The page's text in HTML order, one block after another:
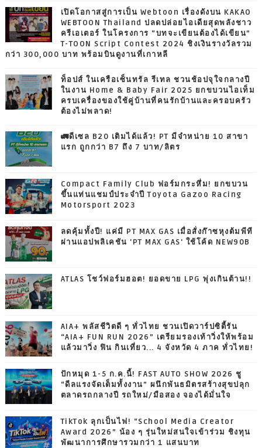
เปิดโอกาสสู่การเป็น Webtoon เรื่องดังบน KAKAO
WEBTOON Thailand ปลดปล่อยไอเดียสุดพลังชาว
ครีเอเตอร์ ในโครงการ “บทจะเขียนต้องได้เขียน”
T-TOON Script Contest 2024 ชิงเงินรางวัลรวม
กว่า 300,000 บาท พร้อมบินดูงานที่เกาหลี
ท็อปส์ ในเครือเซ็นทรัล รีเทล ชวนช้อปจุใจกลางปี
ในงาน Home & Baby Fair 2025 ยกขบวนไอเท็ม
ครบเครื่องของใช้คู่บ้านที่คนรักบ้านและครอบครัว
ต้องไม่พลาด!
🚛ดีเซล B20 เติมได้แล้ว! PT มีจำหน่าย 10 สาขา
แรก ถูกกว่า B7 ถึง 7 บาท/ลิตร
Compact Family Club ฟอร์มกระหึ่ม! ยกขบวน
ขึ้นแท่นแชมป์ประจำปี Toyota Gazoo Racing
Motorsport 2023
ลดคุ้มทั้งปี! แค่มี PT MAX GAS เมื่อสั่งก๊าซหุงต้มพีที
ผ่านแอปพลิเคชัน 'PT MAX GAS' ใช้โค้ด NEW90B
ATLAS โชว์ฟอร์มฮอต! ยอดขาย LPG พุ่งเกินต้าน!!
AIA+ พลัสชีวิตดี ๆ ทั่วไทย ชวนเปิดวาร์ปซิตี้รัน
“AIA+ FUN RUN 2026” เตรียมรองเท้าวิ่งให้พร้อม
แล้วมาวิ่ง ฟิน กินเที่ยว... 4 จังหวัด 4 ภาค ทั่วไทย!
ปักหมุด 1-5 ก.ค.นี้! FAST AUTO SHOW 2026 ชู
“ดีลแรงจัดเต็มทั้งงาน” ผนึกพันธมิตรสร้างสุขปลุก
ตลาดรถกลางปี รถใหม่/มือสอง จองได้มั่นใจ
TikTok ลุกเป็นไฟ! “School Media Creator
Award 2026” น้อง ๆ รุ่นใหม่สนใจเข้าร่วม ชิงทุน
พัฒนาการศึกษารวมกว่า 1 แสนบาท